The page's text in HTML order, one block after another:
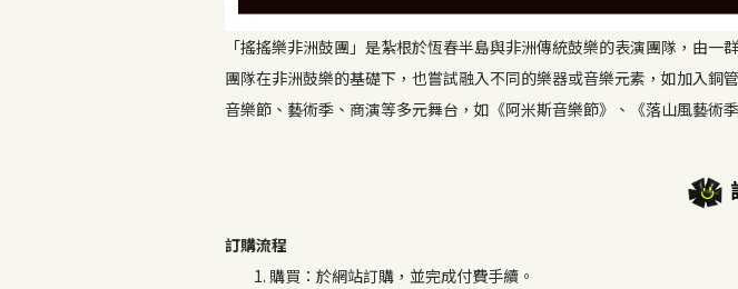
「搖搖樂非洲鼓團」是紮根於恆春半島與非洲傳統鼓樂的表演團隊，由
團隊在非洲鼓樂的基礎下，也嘗試融入不同的樂器或音樂元素，如加入
音樂節、藝術季、商演等多元舞台，如《阿米斯音樂節》、《落山風藝術
訂購流程
購買：於網站訂購，並完成付費手續。